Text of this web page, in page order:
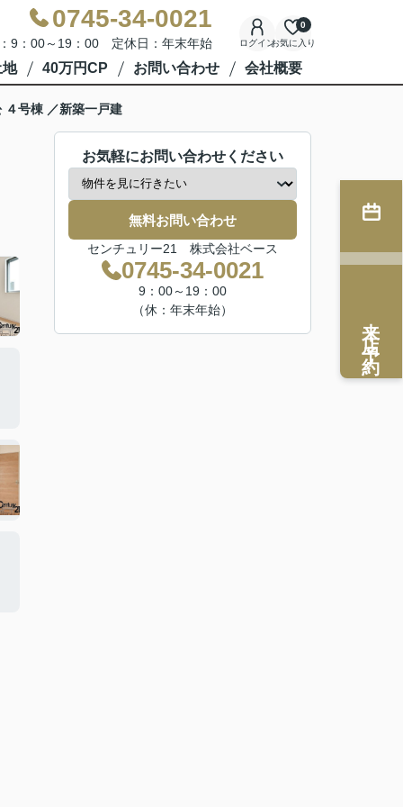
0745-34-0021
9：00～19：00 定休日：年末年始 ログインお気に入り
0
地 40万円CP お問い合わせ 会社概要
４号棟 ／新築一戸建
お気軽にお問い合わせください
無料お問い合わせ
センチュリー21 株式会社ベース
0745-34-0021
9：00～19：00
（休：年末年始）
来店予約